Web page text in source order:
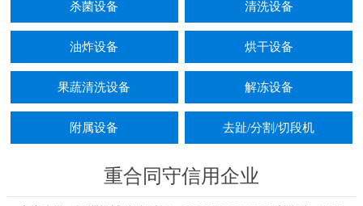
杀菌设备 清洗设备
油炸设备 烘干设备
果蔬清洗设备 解冻设备
附属设备 去趾/分割/切段机
重合同守信用企业